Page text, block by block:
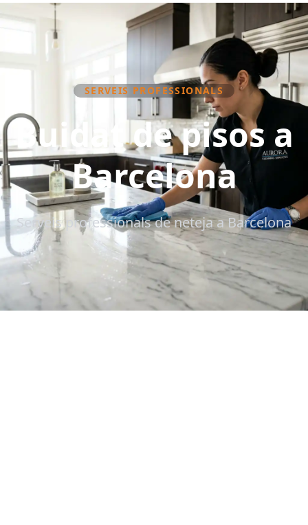
SERVEIS PROFESSIONALS
Buidat de pisos a
Barcelona
Serveis professionals de neteja a Barcelona